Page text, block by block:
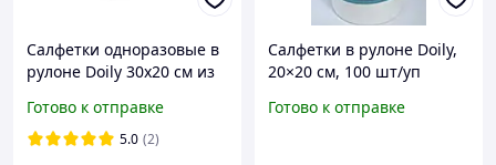
Салфетки одноразовые в
рулоне Doily 30х20 см из
шт/рул) гладкая
Готово к отправке
5.0 (2)
Салфетки в рулоне Doily,
20×20 см, 100 шт/уп
Готово к отправке